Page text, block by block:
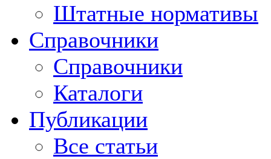
Штатные нормативы
Справочники
Справочники
Каталоги
Публикации
Все статьи